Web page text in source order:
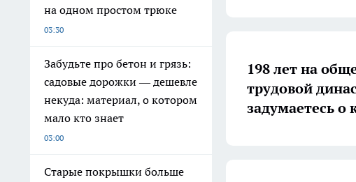
на одном простом трюке
03:30
Забудьте про бетон и грязь:
садовые дорожки — дешевле
некуда: материал, о котором
мало кто знает
03:00
Старые покрышки больше
198 лет на
трудовой
задумаетесь о